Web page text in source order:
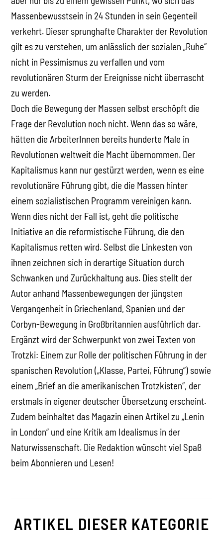
Massenbewusstsein in 24 Stunden in sein Gegenteil
verkehrt. Dieser sprunghafte Charakter der Revolution
gilt es zu verstehen, um anlässlich der sozialen „Ruhe“
nicht in Pessimismus zu verfallen und vom
revolutionären Sturm der Ereignisse nicht überrascht
zu werden.
Doch die Bewegung der Massen selbst erschöpft die
Frage der Revolution noch nicht. Wenn das so wäre,
hätten die ArbeiterInnen bereits hunderte Male in
Revolutionen weltweit die Macht übernommen. Der
Kapitalismus kann nur gestürzt werden, wenn es eine
revolutionäre Führung gibt, die die Massen hinter
einem sozialistischen Programm vereinigen kann.
Wenn dies nicht der Fall ist, geht die politische
Initiative an die reformistische Führung, die den
Kapitalismus retten wird. Selbst die Linkesten von
ihnen zeichnen sich in derartige Situation durch
Schwanken und Zurückhaltung aus. Dies stellt der
Autor anhand Massenbewegungen der jüngsten
Vergangenheit in Griechenland, Spanien und der
Corbyn-Bewegung in Großbritannien ausführlich dar.
Ergänzt wird der Schwerpunkt von zwei Texten von
Trotzki: Einem zur Rolle der politischen Führung in der
spanischen Revolution („Klasse, Partei, Führung“) sowie
einem „Brief an die amerikanischen Trotzkisten“, der
erstmals in eigener deutscher Übersetzung erscheint.
Zudem beinhaltet das Magazin einen Artikel zu „Lenin
in London“ und eine Kritik am Idealismus in der
Naturwissenschaft. Die Redaktion wünscht viel Spaß
beim Abonnieren und Lesen!
ARTIKEL DIESER KATEGORIE